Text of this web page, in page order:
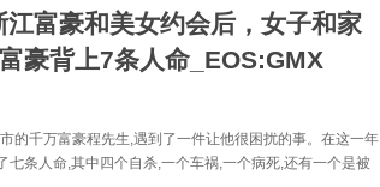
江富豪和美女约会后，女子和家
豪背上7条人命_EOS:GMX
的千万富豪程先生,遇到了一件让他很困扰的事。在这一年
七条人命,其中四个自杀,一个车祸,一个病死,还有一个是被